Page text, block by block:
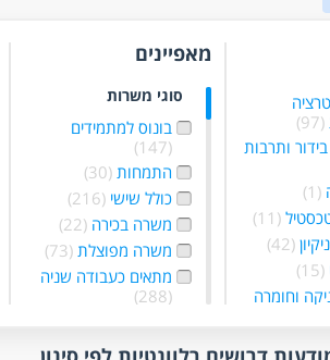
(97)
ותרבות
(1)
(11)
(42)
(15)
וחומרה
מאפיינים
סוגי משרות
בונוס למתמידים
(147)
התמחות (30)
כולל שישי (216)
משרה בכירה (22)
משרה מפוצלת (73)
מתאים כעבודה שניה
(288)
עבודה בשעות